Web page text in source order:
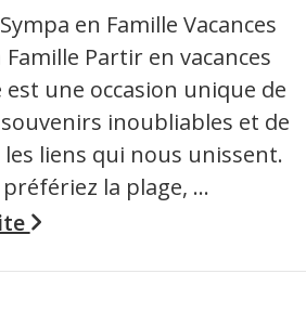
en Famille Vacances
Famille Partir en vacances
une occasion unique de
inoubliables et de
liens qui nous unissent.
la plage, …